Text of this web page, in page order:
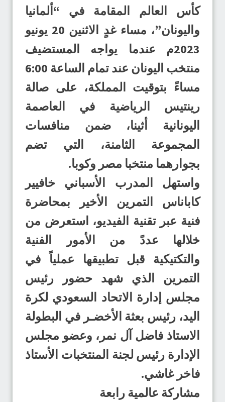
كأس العالم المقامة في “ألمانيا
واليونان”، مساء غدٍ الاثنين 20 يونيو
2023م عندما يواجه المستضيف
منتخب اليونان عند تمام الساعة 6:00
مساءً بتوقيت المملكة، على صالة
رينتيس الرياضية في العاصمة
اليونانية أثينا، ضمن منافسات
المجموعة الثامنة، التي تضم
بجوارهما منتخبا مصر وكوبا.
واستهل المدرب الأسباني خافيير
كاباناس التمرين الأخير بمحاضرة
فنية عبر تقنية الفيديو، استعرض من
خلالها عددً من الأمور الفنية
والتكتيكية قبل تطبيقها عملياً في
التمرين الذي شهد حضور رئيس
مجلس إدارة الاتحاد السعودي لكرة
اليد، رئيس بعثة الأخضـر في البطولة
الاستاذ فاضل آل نمر، وعضو مجلس
الإدارة رئيس لجنة المنتخبات الأستاذ
فاخر غاشي.
مشاركة عالمية رابعة